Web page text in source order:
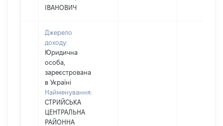
ІВАНОВИЧ
Джерело
доходу:
Юридична
особа,
зареєстрована
в Україні
Найменування:
СТРИЙСЬКА
ЦЕНТРАЛЬНА
РАЙОННА